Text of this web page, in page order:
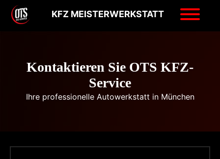
KFZ MEISTERWERKSTATT
Kontaktieren Sie OTS KFZ-
Service
Ihre professionelle Autowerkstatt in München